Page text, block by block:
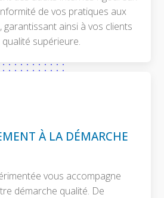
de vos pratiques aux
garantissant ainsi à vos clients
supérieure.
À LA DÉMARCHE
vous accompagne
démarche qualité. De